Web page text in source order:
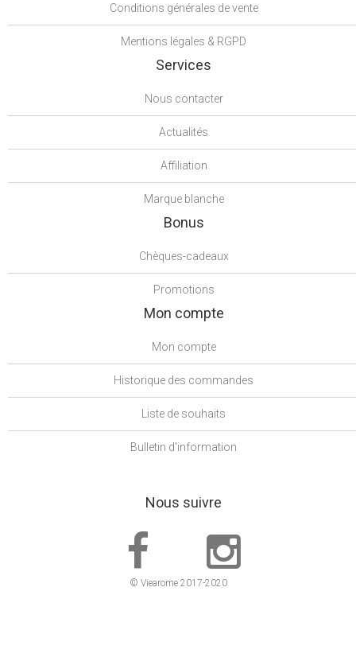
Conditions générales de vente
Mentions légales & RGPD
Services
Nous contacter
Actualités
Affiliation
Marque blanche
Bonus
Chèques-cadeaux
Promotions
Mon compte
Mon compte
Historique des commandes
Liste de souhaits
Bulletin d'information
Nous suivre
© Viearome 2017-2020